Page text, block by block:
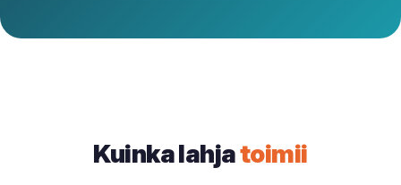
Kuinka lahjatoimii